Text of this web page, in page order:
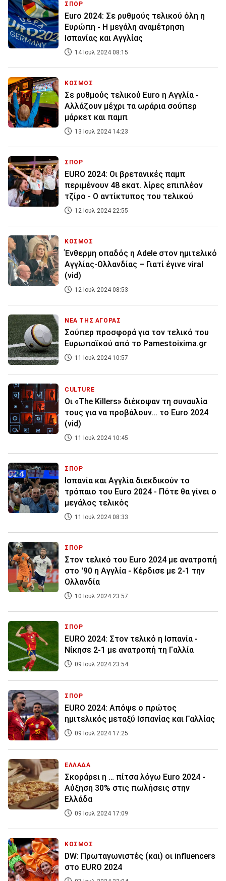
ΣΠΟΡ
Euro 2024: Σε ρυθμούς τελικού όλη η
Ευρώπη - Η μεγάλη αναμέτρηση
Ισπανίας και Αγγλίας
14 Ιουλ 2024 08:15
ΚΟΣΜΟΣ
Σε ρυθμούς τελικού Euro η Αγγλία -
Αλλάζουν μέχρι τα ωράρια σούπερ
μάρκετ και παμπ
13 Ιουλ 2024 14:23
ΣΠΟΡ
EURO 2024: Οι βρετανικές παμπ
περιμένουν 48 εκατ. λίρες επιπλέον
τζίρο - Ο αντίκτυπος του τελικού
12 Ιουλ 2024 22:55
ΚΟΣΜΟΣ
Ένθερμη οπαδός η Adele στον ημιτελικό
Αγγλίας-Ολλανδίας – Γιατί έγινε viral
(vid)
12 Ιουλ 2024 08:53
ΝΕΑ ΤΗΣ ΑΓΟΡΑΣ
Σούπερ προσφορά για τον τελικό του
Ευρωπαϊκού από το Pamestoixima.gr
11 Ιουλ 2024 10:57
CULTURE
Οι «The Killers» διέκοψαν τη συναυλία
τους για να προβάλουν... το Euro 2024
(vid)
11 Ιουλ 2024 10:45
ΣΠΟΡ
Ισπανία και Αγγλία διεκδικούν το
τρόπαιο του Euro 2024 - Πότε θα γίνει ο
μεγάλος τελικός
11 Ιουλ 2024 08:33
ΣΠΟΡ
Στον τελικό του Euro 2024 με ανατροπή
στο '90 η Αγγλία - Κέρδισε με 2-1 την
Ολλανδία
10 Ιουλ 2024 23:57
ΣΠΟΡ
EURO 2024: Στον τελικό η Ισπανία -
Nίκησε 2-1 με ανατροπή τη Γαλλία
09 Ιουλ 2024 23:54
ΣΠΟΡ
EURO 2024: Απόψε ο πρώτος
ημιτελικός μεταξύ Ισπανίας και Γαλλίας
09 Ιουλ 2024 17:25
ΕΛΛΑΔΑ
Σκοράρει η … πίτσα λόγω Euro 2024 -
Αύξηση 30% στις πωλήσεις στην
Ελλάδα
09 Ιουλ 2024 17:09
ΚΟΣΜΟΣ
DW: Πρωταγωνιστές (και) οι influencers
στο EURO 2024